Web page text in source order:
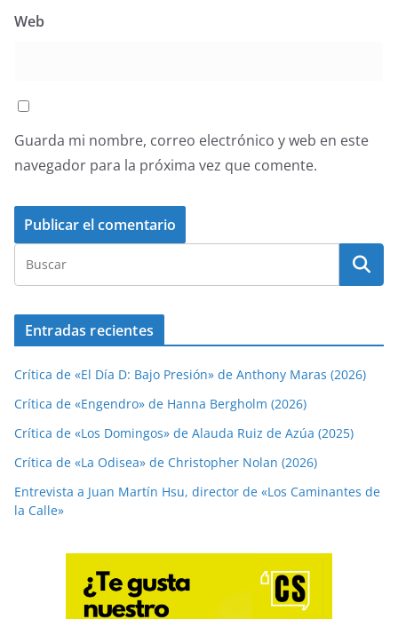
Web
Guarda mi nombre, correo electrónico y web en este
navegador para la próxima vez que comente.
Entradas recientes
Crítica de «El Día D: Bajo Presión» de Anthony Maras (2026)
Crítica de «Engendro» de Hanna Bergholm (2026)
Crítica de «Los Domingos» de Alauda Ruiz de Azúa (2025)
Crítica de «La Odisea» de Christopher Nolan (2026)
Entrevista a Juan Martín Hsu, director de «Los Caminantes de
la Calle»